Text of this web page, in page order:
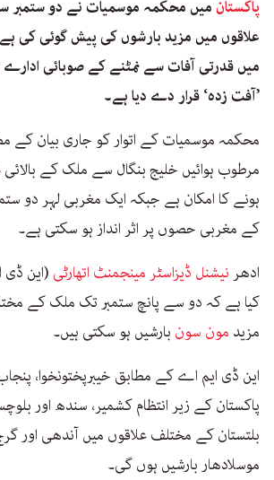
پاکستان میں محکمہ موسمیات نے دو
علاقوں میں مزید بارشوں کی پیش گوئی کی
’آفت زدہ‘ قرار دے دیا ہے۔
محکمہ موسمیات کے اتوار کو جاری بیان کے
مرطوب ہوائیں خلیج بنگال سے ملک کے
ہونے کا امکان ہے جبکہ ایک مغربی لہر دو
کے مغربی حصوں پر اثر انداز ہو سکتی ہے۔
ادھر نیشنل ڈیزاسٹر مینجمنٹ اتھارٹی (این ڈی
کیا ہے کہ دو سے پانچ ستمبر تک ملک کے
مزید مون سون بارشیں ہو سکتی ہیں۔
این ڈی ایم اے کے مطابق خیبرپختونخوا،
پاکستان کے زیر انتظام کشمیر، سندھ اور
بلتستان کے مختلف علاقوں میں آندھی اور
موسلادھار بارشیں ہوں گی۔